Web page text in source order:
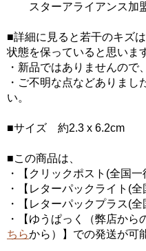
スターアライアンス加盟
■詳細に見ると若干のキズ
状態を保っていると思いま
・新品ではありませんので
・ご不明な点などありまし
い。
■サイズ 約2.3 x 6.2cm
■この商品は、
・【クリックポスト(全国一
・【レターパックライト(全
・【レターパックプラス(全
・【ゆうぱっく（弊店か
ちらから）】での発送が可